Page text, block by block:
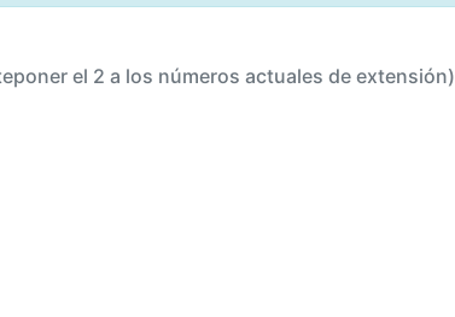
el 2 a los números actuales de extensión)